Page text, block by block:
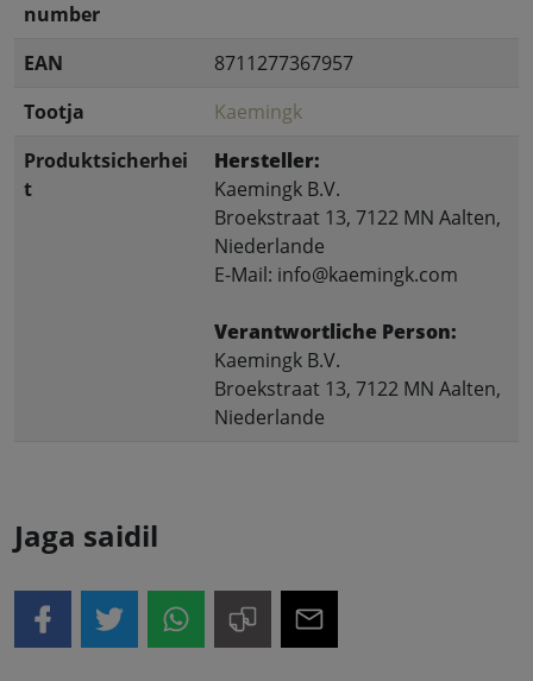
number
EAN
8711277367957
Tootja
Kaemingk
Produktsicherhei
t
Hersteller:
Kaemingk B.V.
Broekstraat 13, 7122 MN Aalten,
Niederlande
E-Mail: info@kaemingk.com
Verantwortliche Person:
Kaemingk B.V.
Broekstraat 13, 7122 MN Aalten,
Niederlande
Jaga saidil